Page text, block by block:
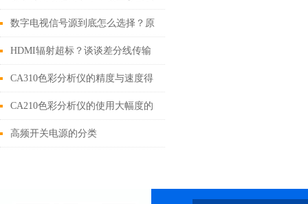
便携式装置
数字电视信号源到底怎么选择？原
来这么简单！
HDMI辐射超标？谈谈差分线传输
线长度差
CA310色彩分析仪的精度与速度得
到了提升
CA210色彩分析仪的使用大幅度的
提高了测量效率
高频开关电源的分类